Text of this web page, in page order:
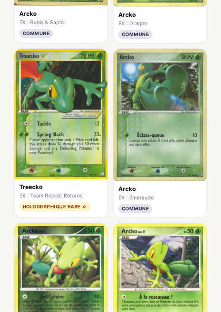
Arcko
EX : Rubis & Saphir
COMMUNE
Arcko
EX : Dragon
COMMUNE
Treecko
EX : Team Rocket Returns
HOLOGRAPHIQUE RARE ☆
Arcko
EX : Émeraude
COMMUNE